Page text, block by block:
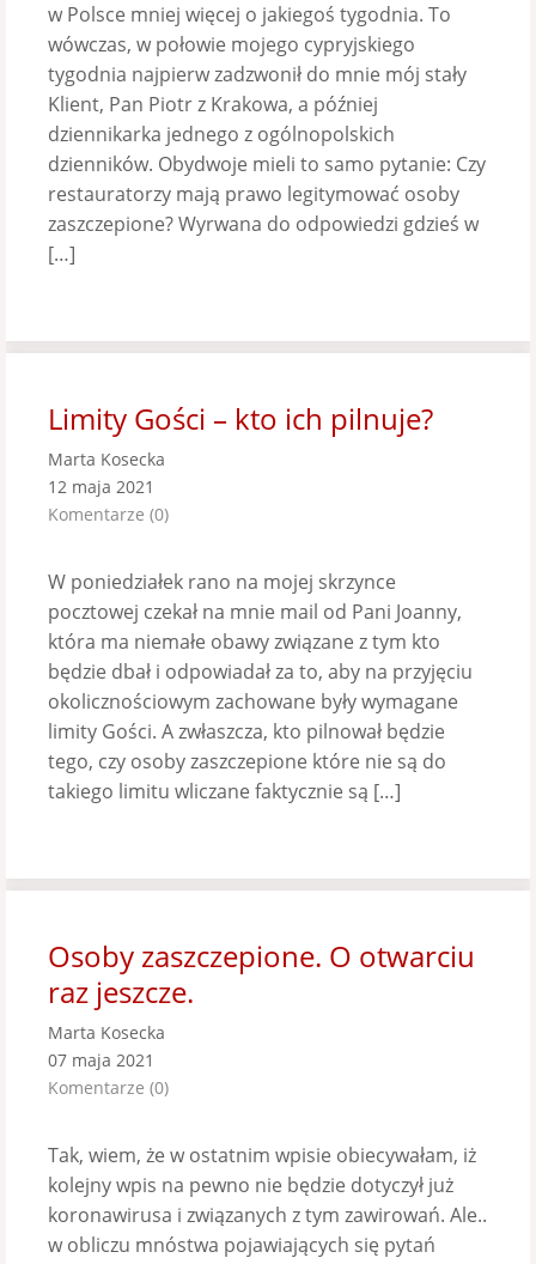
w Polsce mniej więcej o jakiegoś tygodnia. To
wówczas, w połowie mojego cypryjskiego
tygodnia najpierw zadzwonił do mnie mój stały
Klient, Pan Piotr z Krakowa, a później
dziennikarka jednego z ogólnopolskich
dzienników. Obydwoje mieli to samo pytanie: Czy
restauratorzy mają prawo legitymować osoby
zaszczepione? Wyrwana do odpowiedzi gdzieś w
[…]
Limity Gości – kto ich pilnuje?
Marta Kosecka
12 maja 2021
Komentarze (0)
W poniedziałek rano na mojej skrzynce
pocztowej czekał na mnie mail od Pani Joanny,
która ma niemałe obawy związane z tym kto
będzie dbał i odpowiadał za to, aby na przyjęciu
okolicznościowym zachowane były wymagane
limity Gości. A zwłaszcza, kto pilnował będzie
tego, czy osoby zaszczepione które nie są do
takiego limitu wliczane faktycznie są […]
Osoby zaszczepione. O otwarciu
raz jeszcze.
Marta Kosecka
07 maja 2021
Komentarze (0)
Tak, wiem, że w ostatnim wpisie obiecywałam, iż
kolejny wpis na pewno nie będzie dotyczył już
koronawirusa i związanych z tym zawirowań. Ale..
w obliczu mnóstwa pojawiających się pytań